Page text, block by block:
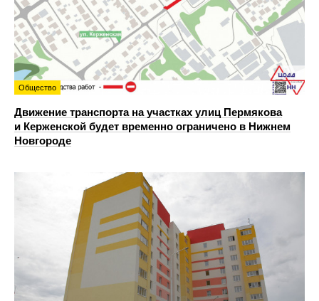
Общество
Движение транспорта на участках улиц Пермякова
и Керженской будет временно ограничено в Нижнем
Новгороде